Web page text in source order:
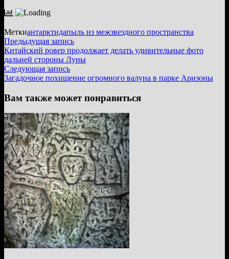
Меткиантарктидапыль из межзвездного пространства
Навигация
по
записям
Предыдущая записьПредыдущая
запись:
Китайский ровер продолжает делать удивительные фото
дальней стороны Луны
Следующая записьСледующая
запись:
Загадочное похищение огромного валуна в парке Аризоны
Вам также может понравиться